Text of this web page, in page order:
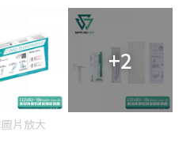
+2
片放大